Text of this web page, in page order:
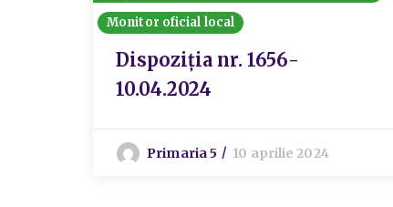
Monitor oficial local
Dispoziția nr. 1656-
10.04.2024
Primaria 5 10 aprilie 2024